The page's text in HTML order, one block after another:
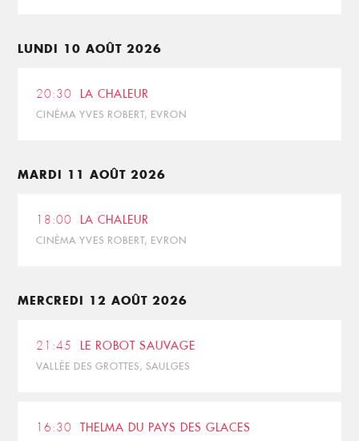
LUNDI 10 AOÛT 2026
20:30 LA CHALEUR
CINÉMA YVES ROBERT, EVRON
MARDI 11 AOÛT 2026
18:00 LA CHALEUR
CINÉMA YVES ROBERT, EVRON
MERCREDI 12 AOÛT 2026
21:45 LE ROBOT SAUVAGE
VALLÉE DES GROTTES, SAULGES
16:30 THELMA DU PAYS DES GLACES